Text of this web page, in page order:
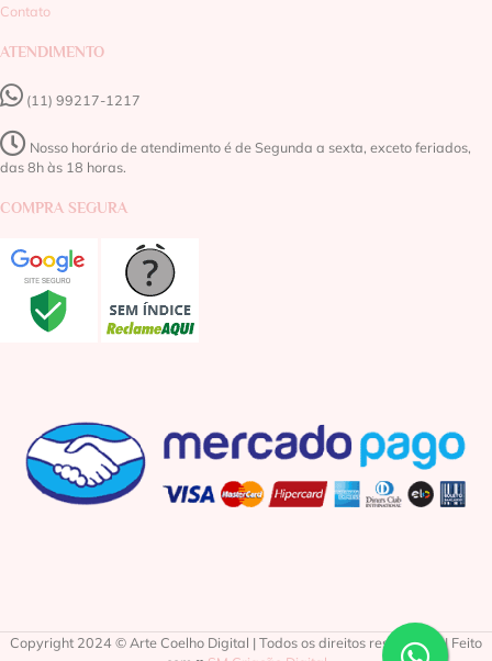
Contato
ATENDIMENTO
(11) 99217-1217‬
Nosso horário de atendimento é de Segunda a sexta, exceto feriados,
das 8h às 18 horas.
COMPRA SEGURA
Copyright 2024 © Arte Coelho Digital | Todos os direitos reservados | Feito